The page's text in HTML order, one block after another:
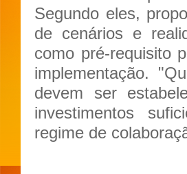
Segundo eles,
de cenários e
como pré-requisito
implementação.
devem ser
investimentos
regime de